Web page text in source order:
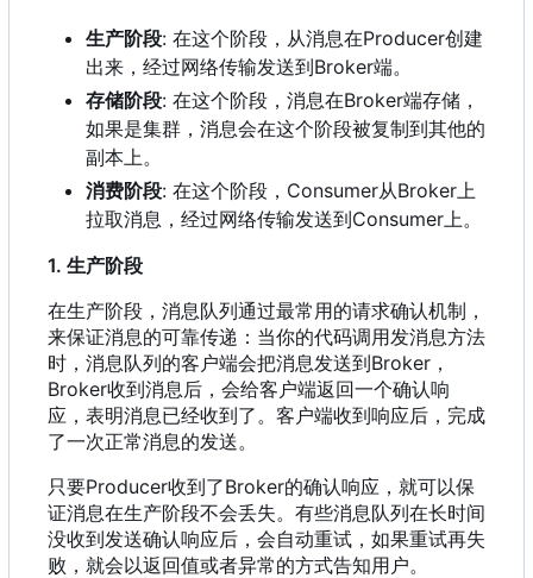
生产阶段: 在这个阶段 ， 从消息在Producer创建
出来 ， 经过网络传输发送到Broker端。
存储阶段: 在这个阶段 ， 消息在Broker端存储 ，
如果是集群 ， 消息会在这个阶段被复制到其他的
副本上。
消费阶段: 在这个阶段 ， Consumer从Broker上
拉取消息 ， 经过网络传输发送到Consumer上。
1. 生产阶段
在生产阶段 ， 消息队列通过最常用的请求确认机制 ，
来保证消息的可靠传递 ： 当你的代码调用发消息方法
时 ， 消息队列的客户端会把消息发送到Broker ，
Broker收到消息后 ， 会给客户端返回一个确认响
应 ， 表明消息已经收到了。客户端收到响应后 ， 完成
了一次正常消息的发送。
只要Producer收到了Broker的确认响应 ， 就可以保
证消息在生产阶段不会丢失。有些消息队列在长时间
没收到发送确认响应后 ， 会自动重试 ， 如果重试再失
败 ， 就会以返回值或者异常的方式告知用户。